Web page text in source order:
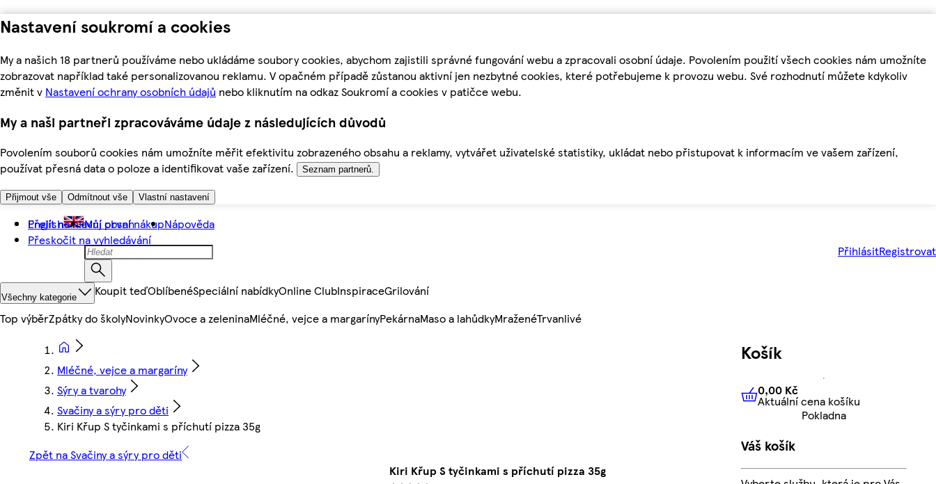
Nastavení soukromí a cookies
My a našich 18 partnerů používáme nebo ukládáme soubory cookies, abychom zajistili správné fungování webu a zpracovali osobní údaje. Povolením použití všech cookies nám umožníte
zobrazovat například také personalizovanou reklamu. V opačném případě zůstanou aktivní jen nezbytné cookies, které potřebujeme k provozu webu. Své rozhodnutí můžete kdykoliv
změnit v Nastavení ochrany osobních údajů nebo kliknutím na odkaz Soukromí a cookies v patičce webu.
My a naši partneři zpracováváme údaje z následujících důvodů
Povolením souborů cookies nám umožníte měřit efektivitu zobrazeného obsahu a reklamy, vytvářet uživatelské statistiky, ukládat nebo přistupovat k informacím ve vašem zařízení,
používat přesná data o poloze a identifikovat vaše zařízení.
Seznam partnerů.
Přijmout vše Odmítnout vše Vlastní nastavení
Přejít na hlavní obsah
Přeskočit na vyhledávání
English Můj první nákupNápověda
PřihlásitRegistrovat
Všechny kategorie Koupit teďOblíbenéSpeciální nabídkyOnline ClubInspiraceGrilování
Top výběrZpátky do školyNovinkyOvoce a zeleninaMléčné, vejce a margarínyPekárnaMaso a lahůdkyMraženéTrvanlivé
Mléčné, vejce a margaríny
Sýry a tvarohy
Svačiny a sýry pro děti
Kiri Křup S tyčinkami s příchutí pizza 35g
Zpět na Svačiny a sýry pro děti
Kiri Křup S tyčinkami s příchutí pizza 35g
Košík
0,00 KčAktuální cena košíku
0,00 Kč
Aktuální cena košíku
Pokladna
Váš košík